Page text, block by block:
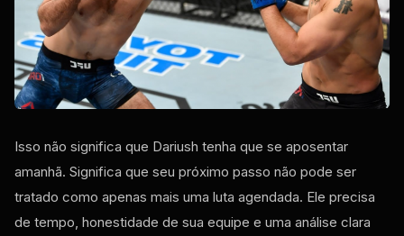
Isso não significa que Dariush tenha que se aposentar
amanhã. Significa que seu próximo passo não pode ser
tratado como apenas mais uma luta agendada. Ele precisa
de tempo, honestidade de sua equipe e uma análise clara